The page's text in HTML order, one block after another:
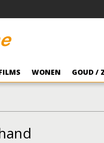
WONEN GOUD /